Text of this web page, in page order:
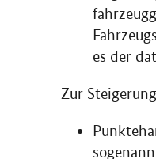
es der
Zur